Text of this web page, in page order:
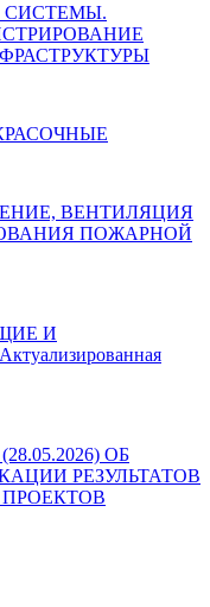
СИСТЕМЫ.
ВЕНТИЛЯЦИЯ
ПОЖАРНОЙ
И
ОБ
РЕЗУЛЬТАТОВ